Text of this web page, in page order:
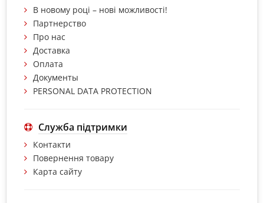
В новому році – нові можливості!
Партнерство
Про нас
Доставка
Оплата
Документы
PERSONAL DATA PROTECTION
Служба підтримки
Контакти
Повернення товару
Карта сайту